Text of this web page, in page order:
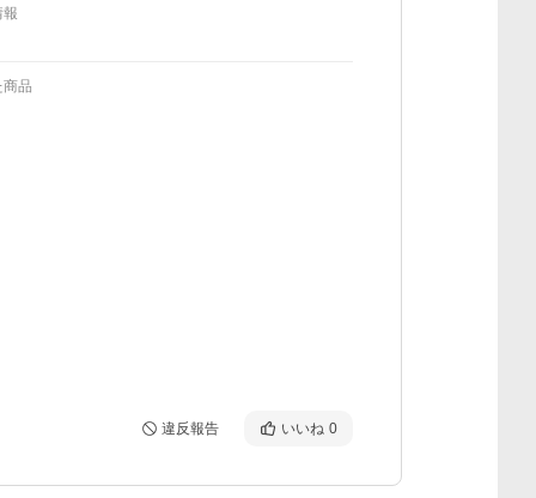
報
品
違反報告 いいね 0